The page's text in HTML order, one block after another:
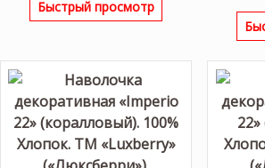
Быстрый просмотр